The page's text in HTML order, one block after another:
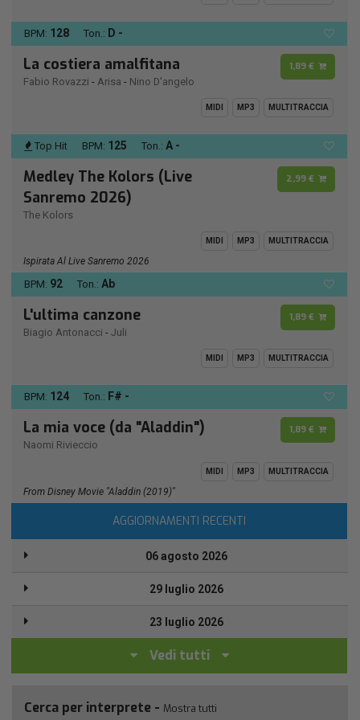
BPM: 128 Ton.: D -
La costiera amalfitana
Fabio Rovazzi - Arisa - Nino D'angelo
1,89 €
MIDI MP3 MULTITRACCIA
Top Hit BPM: 125 Ton.: A -
Medley The Kolors (Live
Sanremo 2026)
The Kolors
2,99 €
MIDI MP3 MULTITRACCIA
Ispirata Al Live Sanremo 2026
BPM: 92 Ton.: Ab
L'ultima canzone
Biagio Antonacci - Juli
1,89 €
MIDI MP3 MULTITRACCIA
BPM: 124 Ton.: F# -
La mia voce (da "Aladdin")
Naomi Rivieccio
1,89 €
MIDI MP3 MULTITRACCIA
From Disney Movie "Aladdin (2019)"
AGGIORNAMENTI RECENTI
06 agosto 2026
29 luglio 2026
23 luglio 2026
Vedi tutti
Cerca per interprete - Mostra tutti